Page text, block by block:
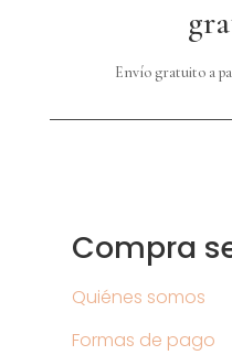
Envío gratuito a
Compra
Quiénes somos
Formas de pago